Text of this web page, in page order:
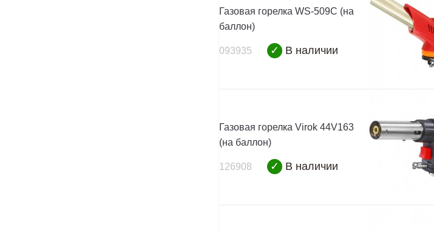
Газовая горелка WS-509C (на
баллон)
093935 ✓ В наличии
Газовая горелка Virok 44V163
(на баллон)
126908 ✓ В наличии